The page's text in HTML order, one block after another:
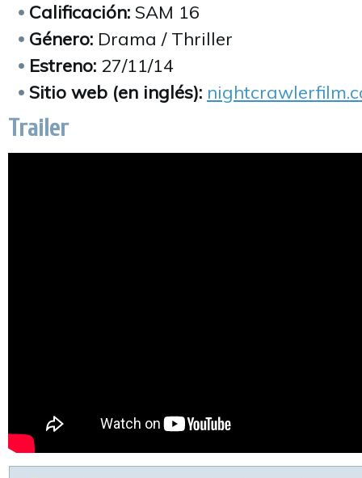
Calificación: SAM 16
Género: Drama / Thriller
Estreno: 27/11/14
Sitio web (en inglés):
Trailer